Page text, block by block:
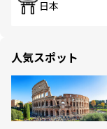
日本
人気スポット